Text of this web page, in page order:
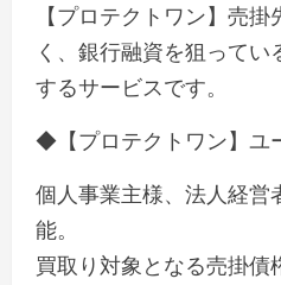
【プロテクトワン】売
く、銀行融資を狙って
するサービスです。
◆【プロテクトワン】
個人事業主様、法人経営
能。
買取り対象となる売掛